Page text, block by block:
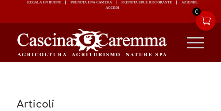
0
REGALA UN BUONO PRENOTA UNA CAMERA PRENOTA SPA E RISTORANTE
Articoli